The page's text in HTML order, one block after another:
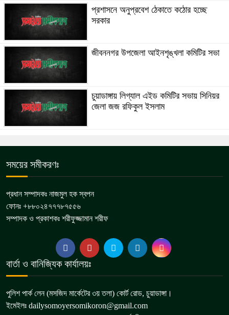
প্রশাসনে অনুপ্রবেশ ঠেকাতে কঠোর হচ্ছে
সরকার
জীবননগর উপজেলা আইনশৃঙ্খলা কমিটির সভা
চুয়াডাঙ্গায় লিগ্যাল এইড কমিটির সভায় সিনিয়র
জেলা জজ রফিকুল ইসলাম
সময়ের সমীকরণঃ
প্রধান সম্পাদকঃ নাজমুল হক স্বপন
ফোনঃ +৮৮০২৪৭৭৭৮৭৫৫৬
সম্পাদক ও প্রকাশকঃ শরীফুজ্জামান শরীফ
বার্তা ও বানিজ্যিক কার্যালয়ঃ
পুলিশ পার্ক লেন (মসজিদ মার্কেটের ৩য় তলা) কোর্ট রোড, চুয়াডাঙ্গা।
ইমেইলঃ dailysomoyersomikoron@gmail.com